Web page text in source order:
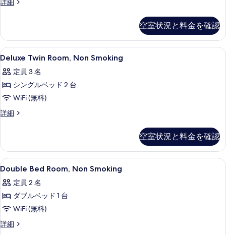
す
の
写
真
を
表
す
の
ー
タ
ジ
オ
ス
イ
ー
ト
(Terrace
Suite)
の
す
べ
て
の
詳細
ア
リ
ー
タ
ジ
ス
イ
ー
煙
(Terrace
Suite)
の
詳
細
空室状況と料金を確認
Deluxe
Twin
Room,
Non
Smoking
の
て
の
写
真
を
表
示
セーフティボックス (室内)、デスク
12
Deluxe Twin Room, Non Smoking
定員 3 名
シングルベッド 2 台
WiFi (無料)
詳細
Deluxe
Smoking
の
詳
空室状況と料金を確認
Double
Bed
Room,
Non
Smoking
の
セーフティボックス (室内)、デスク
9
Double Bed Room, Non Smoking
定員 2 名
ダブルベッド 1 台
WiFi (無料)
詳細
Double